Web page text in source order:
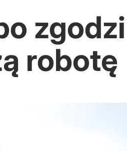
robotę